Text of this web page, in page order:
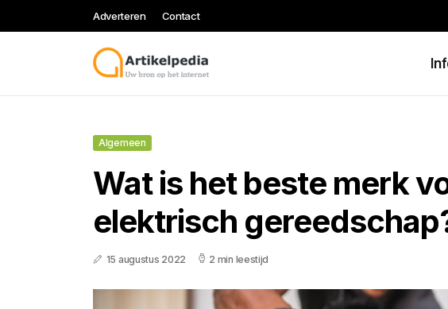
Adverteren Contact
Algemeen
Wat is het beste merk
elektrisch
15 augustus 2022 2 min leestijd